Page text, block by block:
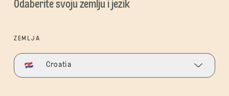
Odaberite svoju zemlju i jezik
ZEMLJA
Croatia